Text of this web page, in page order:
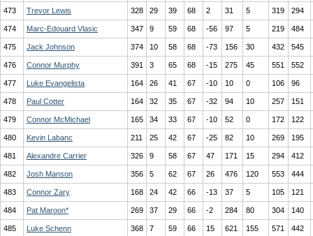
473 Trevor Lewis 328 29 39 68 2 31 5 319 294
474 Marc-Edouard Vlasic 347 9 59 68 -56 97 5 219 484
475 Jack Johnson 374 10 58 68 -73 156 30 432 545
476 Connor Murphy 391 3 65 68 -15 275 45 551 552
477 Luke Evangelista 164 26 41 67 -10 10 0 106 96
478 Paul Cotter 164 32 35 67 -32 94 10 257 151
479 Connor McMichael 165 34 33 67 -10 52 0 172 122
480 Kevin Labanc 211 25 42 67 -25 82 10 269 195
481 Alexandre Carrier 326 9 58 67 47 171 15 294 412
482 Josh Manson 356 5 62 67 26 476 120 553 444
483 Connor Zary 168 24 42 66 -13 37 5 105 121
484 Pat Maroon* 269 37 29 66 -2 284 80 304 140
485 Luke Schenn 368 7 59 66 15 621 155 571 442